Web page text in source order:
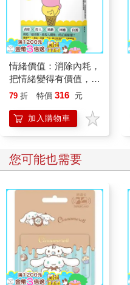
情緒價值：消除內耗，
把情緒變得有價值，跟
誰都能自在相處
79 折 特價 316 元
加入購物車
您可能也需要